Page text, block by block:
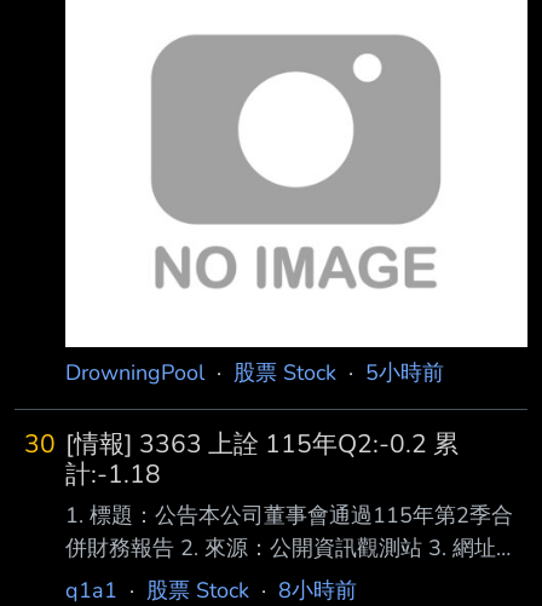
務資訊報導期間 起訖日期
(XXX/XX/XX~XXX/XX/XX):115/01/01~115/06/
30 4.1月1日累計至本期止營業收入(仟
元):35,626,019 5.1月1日累計至本期止營業毛利
(毛損) (仟元):22,
DrowningPool· 股票 Stock · 5小時前
30 [情報] 3363 上詮 115年Q2:-0.2 累
計:-1.18
1. 標題：公告本公司董事會通過115年第2季合
併財務報告 2. 來源：公開資訊觀測站 3. 網址：
https://mops.twse.com.tw/mops/#/web/home 4.
q1a1 · 股票 Stock · 8小時前